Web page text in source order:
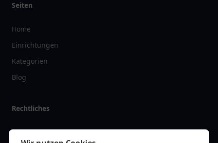
Seiten
Home
Einrichtungen
Kategorien
Blog
Rechtliches
Impressum